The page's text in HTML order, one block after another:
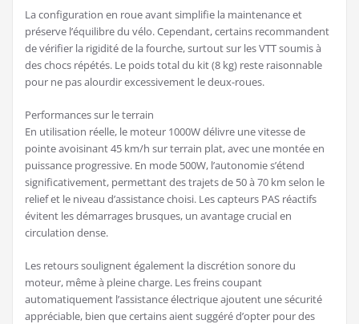
La configuration en roue avant simplifie la maintenance et
préserve l’équilibre du vélo. Cependant, certains recommandent
de vérifier la rigidité de la fourche, surtout sur les VTT soumis à
des chocs répétés. Le poids total du kit (8 kg) reste raisonnable
pour ne pas alourdir excessivement le deux-roues.
Performances sur le terrain
En utilisation réelle, le moteur 1000W délivre une vitesse de
pointe avoisinant 45 km/h sur terrain plat, avec une montée en
puissance progressive. En mode 500W, l’autonomie s’étend
significativement, permettant des trajets de 50 à 70 km selon le
relief et le niveau d’assistance choisi. Les capteurs PAS réactifs
évitent les démarrages brusques, un avantage crucial en
circulation dense.
Les retours soulignent également la discrétion sonore du
moteur, même à pleine charge. Les freins coupant
automatiquement l’assistance électrique ajoutent une sécurité
appréciable, bien que certains aient suggéré d’opter pour des